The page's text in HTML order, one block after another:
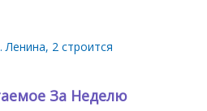
Ленина, 2 строится
За Неделю